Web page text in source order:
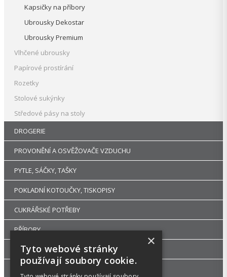
Kapsičky na příbory
Ubrousky Dekostar
Ubrousky Premium
Vlhčené ubrousky
Papírové prostírání
Rozetky
Stolové sukýnky
Středové pásy na stoly
DROGERIE
PROVONĚNÍ A OSVĚŽOVAČE VZDUCHU
PYTLE, SÁČKY, TAŠKY
POKLADNÍ KOTOUČKY, TISKOPISY
CUKRÁŘSKÉ POTŘEBY
PŘÍBORY
RUKAVICE A OCHRANNÉ PRACOVNÍ POMŮCKY
UHLÍ DŘEVĚNÉ GASTRO A HOŘLAVÉ PASTY
×
Tyto webové stránky
používají soubory cookie.